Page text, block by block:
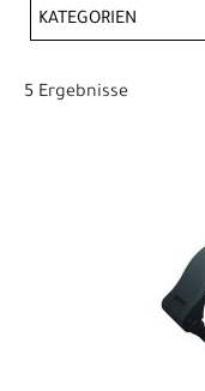
KATEGORIEN
5 Ergebnisse